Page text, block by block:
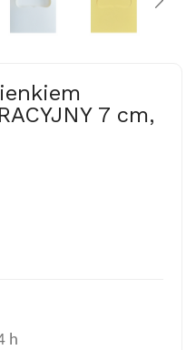
7 cm,
h